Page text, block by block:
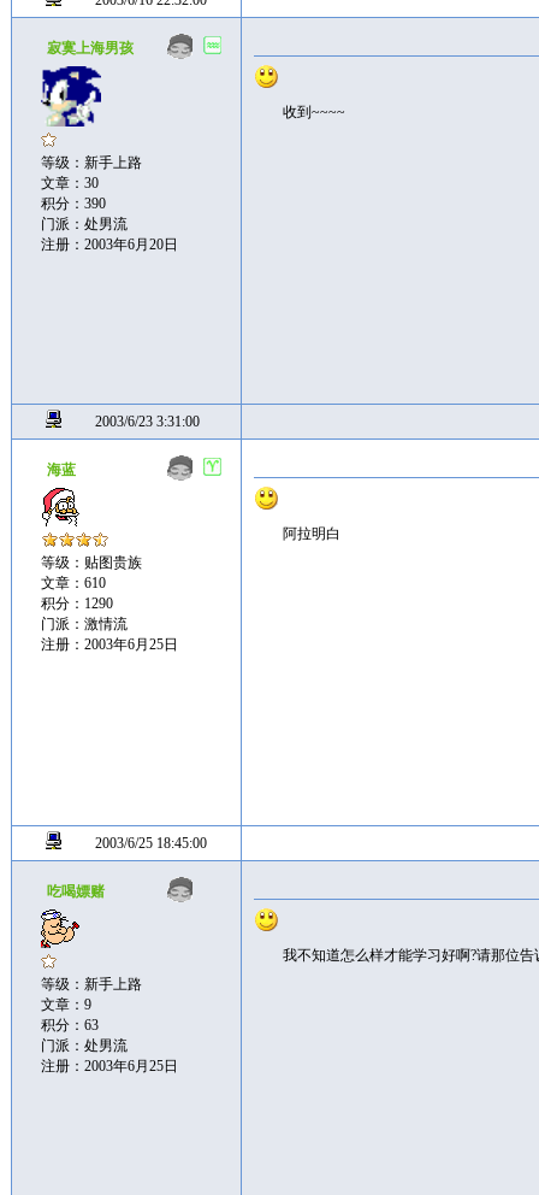
寂寞上海男孩
等级：新手上路
文章：30
积分：390
门派：处男流
注册：2003年6月20日
收到~~~~
2003/6/23 3:31:00
海蓝
等级：贴图贵族
文章：610
积分：1290
门派：激情流
注册：2003年6月25日
阿拉明白
2003/6/25 18:45:00
吃喝嫖赌
等级：新手上路
文章：9
积分：63
门派：处男流
注册：2003年6月25日
我不知道怎么样才能学习好啊?请那位告